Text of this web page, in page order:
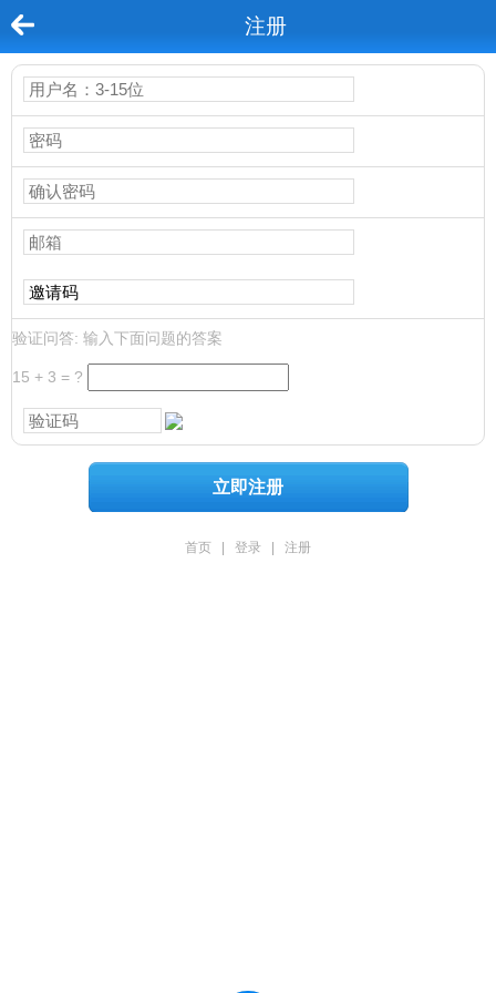
注册
验证问答: 输入下面问题的答案
15 + 3 = ?
立即注册
首页 登录 注册